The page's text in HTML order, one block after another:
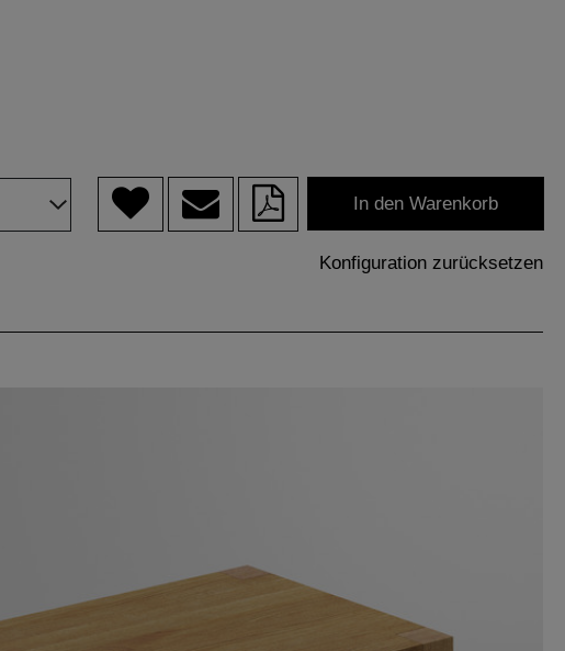
In den Warenkorb
Konfiguration zurücksetzen